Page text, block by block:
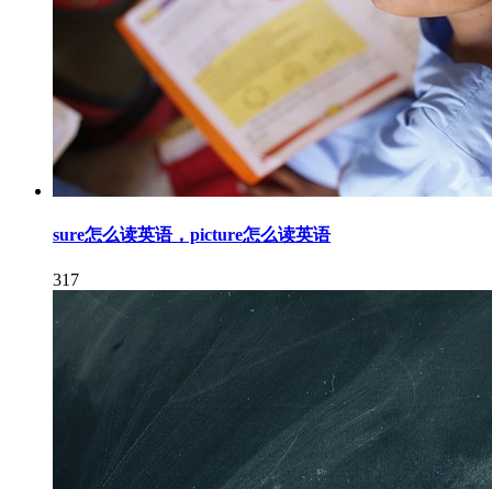
sure怎么读英语，picture怎么读英语
317